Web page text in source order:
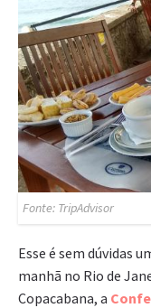
Fonte: TripAdvisor
Esse é sem dúvidas
manhã no Rio de
Copacabana, a